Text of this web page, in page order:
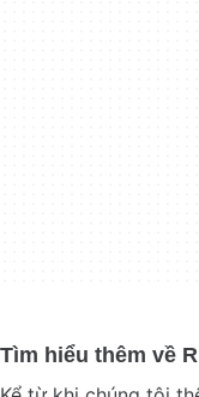
Tìm hiểu thêm về